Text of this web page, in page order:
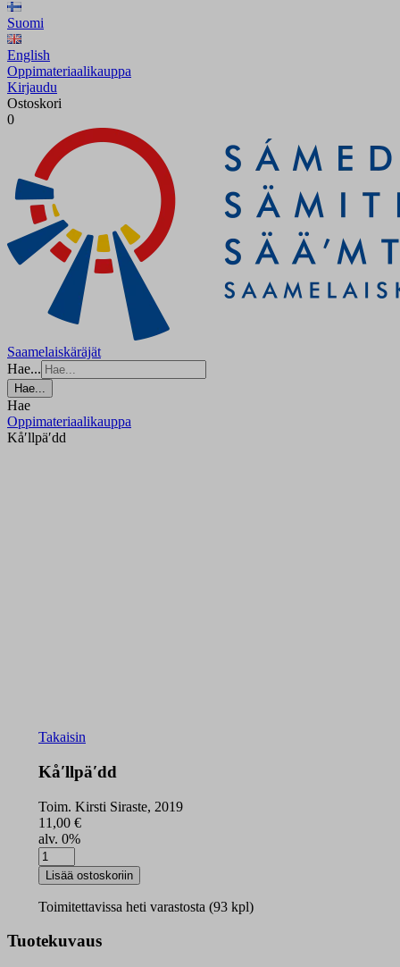
Suomi
English
Oppimateriaalikauppa
Kirjaudu
Ostoskori
0
Saamelaiskäräjät
Hae...
Hae...
Hae
Oppimateriaalikauppa
Kåʹllpäʹdd
Takaisin
Kåʹllpäʹdd
Toim. Kirsti Siraste, 2019
11,00 €
alv. 0%
Kåʹllpäʹdd
määrä
Lisää ostoskoriin
Toimitettavissa heti varastosta (93 kpl)
Tuotekuvaus